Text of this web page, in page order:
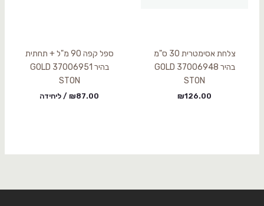
צלחת אסימטרית 30 ס"מ
בהיר 37006948 GOLD
STON
₪126.00
ספל קפה 90 מ"ל + תחתית
בהיר 37006951 GOLD
STON
₪87.00 / ליחידה